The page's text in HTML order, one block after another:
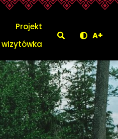
Menu
Projekt
Szukaj A+